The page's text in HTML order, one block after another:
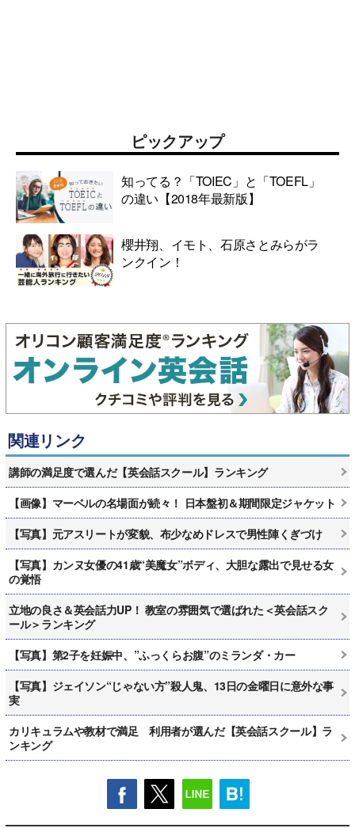
ピックアップ
知ってる？「TOIEC」と「TOEFL」
の違い【2018年最新版】
櫻井翔、イモト、石原さとみらがラ
ンクイン！
関連リンク
講師の満足度で選んだ【英会話スクール】ランキング
【画像】マーベルの名場面が続々！ 日本盤初＆期間限定ジャケット
【写真】元アスリートが変貌、布少なめドレスで男性陣くぎづけ
【写真】カンヌ女優の41歳“美魔女”ボディ、大胆な露出で見せる女
の覚悟
立地の良さ＆英会話力UP！ 教室の雰囲気で選ばれた＜英会話スク
ール＞ランキング
【写真】第2子を妊娠中、”ふっくらお腹”のミランダ・カー
【写真】ジェイソン“じゃない方”殺人鬼、13日の金曜日に意外な事
実
カリキュラムや教材で満足 利用者が選んだ【英会話スクール】ラ
ンキング